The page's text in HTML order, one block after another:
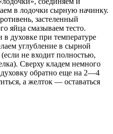
в лодочки сырную начинку.
застеленный
яйца смазываем тесто.
духовке при температуре
углубление в сырной
не входит полностью,
Сверху кладем немного
обратно еще на 2—4
а желток — оставаться